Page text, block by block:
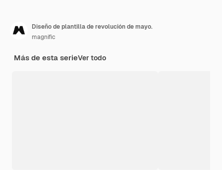
Diseño de plantilla de revolución de mayo.
magnific
Más de esta serieVer todo